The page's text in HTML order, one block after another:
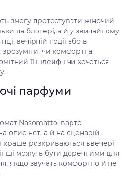
змогу протестувати жіночий
на блотері, а й у звичайному
вечірній події або в
чи комфортна
її шлейф і чи хочеться
парфуми
Nasomatto, варто
опис нот, а й на сценарій
краще розкриваються ввечері
можуть бути доречними для
якщо звучать комфортно й не